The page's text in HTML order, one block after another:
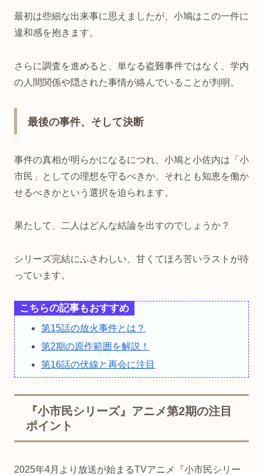
最初は些細な出来事に思えましたが、小鳩はこの一件に
違和感を抱きます。
さらに調査を進めると、単なる盗難事件ではなく、学内
の人間関係や隠された事情が絡んでいることが判明。
最後の事件、そして決断
事件の真相が明らかになるにつれ、小鳩と小佐内は「小
市民」としての理想を守るべきか、それとも知恵を働か
せるべきかという選択を迫られます。
果たして、二人はどんな結論を出すのでしょうか？
シリーズ完結にふさわしい、甘くてほろ苦いラストが待
っています。
こちらの記事もおすすめ
第15話の放火事件とは？
第2期の原作範囲を解説！
第16話の伏線と再会に注目
『小市民シリーズ』アニメ第2期の注目
ポイント
2025年4月より放送が始まるTVアニメ『小市民シリー